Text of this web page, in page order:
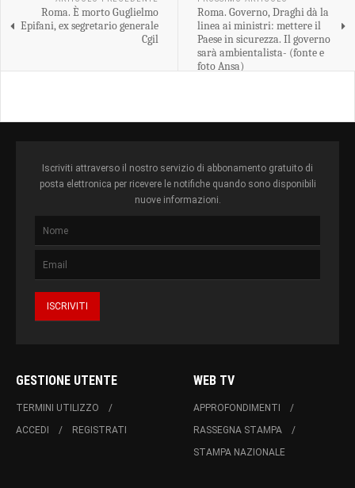
Roma. È morto Guglielmo
Epifani, ex segretario generale
Cgil
Roma. Governo, Draghi dà la
linea ai ministri: mettere il
Paese in sicurezza. Il governo
sarà ambientalista- (fonte e
foto Ansa)
Iscriviti attraverso il nostro servizio di abbonamento gratuito di
posta elettronica per ricevere le notifiche quando sono disponibili
nuove informazioni.
GESTIONE UTENTE
TERMINI UTILIZZO
ACCEDI
REGISTRATI
WEB TV
APPROFONDIMENTI
RASSEGNA STAMPA
STAMPA NAZIONALE